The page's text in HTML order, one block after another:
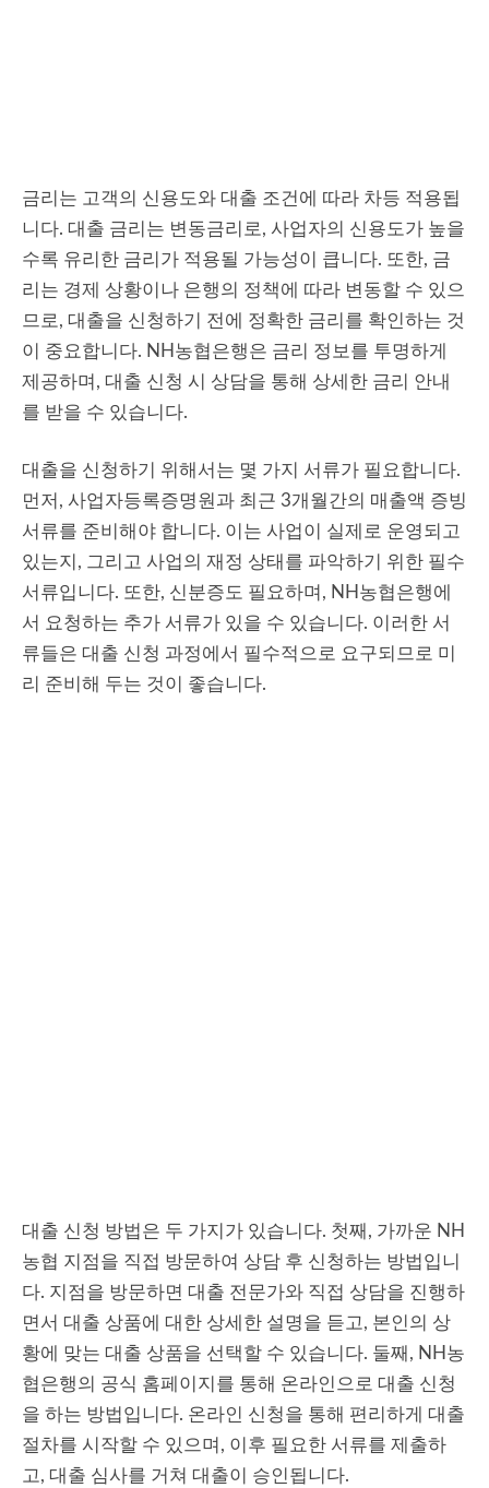
금리는 고객의 신용도와 대출 조건에 따라 차등 적용됩
니다. 대출 금리는 변동금리로, 사업자의 신용도가 높을
수록 유리한 금리가 적용될 가능성이 큽니다. 또한, 금
리는 경제 상황이나 은행의 정책에 따라 변동할 수 있으
므로, 대출을 신청하기 전에 정확한 금리를 확인하는 것
이 중요합니다. NH농협은행은 금리 정보를 투명하게
제공하며, 대출 신청 시 상담을 통해 상세한 금리 안내
를 받을 수 있습니다.
대출을 신청하기 위해서는 몇 가지 서류가 필요합니다.
먼저, 사업자등록증명원과 최근 3개월간의 매출액 증빙
서류를 준비해야 합니다. 이는 사업이 실제로 운영되고
있는지, 그리고 사업의 재정 상태를 파악하기 위한 필수
서류입니다. 또한, 신분증도 필요하며, NH농협은행에
서 요청하는 추가 서류가 있을 수 있습니다. 이러한 서
류들은 대출 신청 과정에서 필수적으로 요구되므로 미
리 준비해 두는 것이 좋습니다.
대출 신청 방법은 두 가지가 있습니다. 첫째, 가까운 NH
농협 지점을 직접 방문하여 상담 후 신청하는 방법입니
다. 지점을 방문하면 대출 전문가와 직접 상담을 진행하
면서 대출 상품에 대한 상세한 설명을 듣고, 본인의 상
황에 맞는 대출 상품을 선택할 수 있습니다. 둘째, NH농
협은행의 공식 홈페이지를 통해 온라인으로 대출 신청
을 하는 방법입니다. 온라인 신청을 통해 편리하게 대출
절차를 시작할 수 있으며, 이후 필요한 서류를 제출하
고, 대출 심사를 거쳐 대출이 승인됩니다.